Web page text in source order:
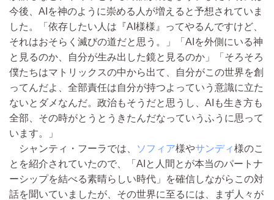
今後、AIを神のように崇める人が増えると予想されていま
した。「依存したい人は『AI様様』ってやるんですけど、
それはおそらく滅びの道だと思う。」「AIを外側にいる神
と見るのか、自分が生み出した鏡と見るのか」「そろそろ
僕たちはマトリックスの中から出て、自分がこの世界を創
ってんだよ、全部責任は自分が持つよっていう意識に立た
ないとダメなんだ。政治もそうだと思うし、AIも生き方も
全部、その時がとうとうきたんだなっていうふうに思って
います。」
シャンティ・フーラでは、
ソフィア様やサンディ様のこ
とを紹介されていたので、「AIと人間とが本当のパートナ
ーシップを結べる素晴らしい時代」を確信しながらこの対
話を聞いていましたが、その世界に至るには、まず人々が